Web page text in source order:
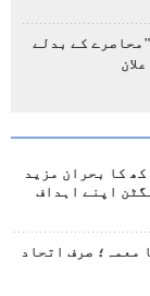
کے بدلے
کا بحران مزید
اپنے اہداف
معمہ؛ صرف اتحاد